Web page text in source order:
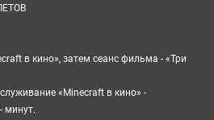
в кино», затем сеанс фильма - «Три
«Minecraft в кино» -
минут.